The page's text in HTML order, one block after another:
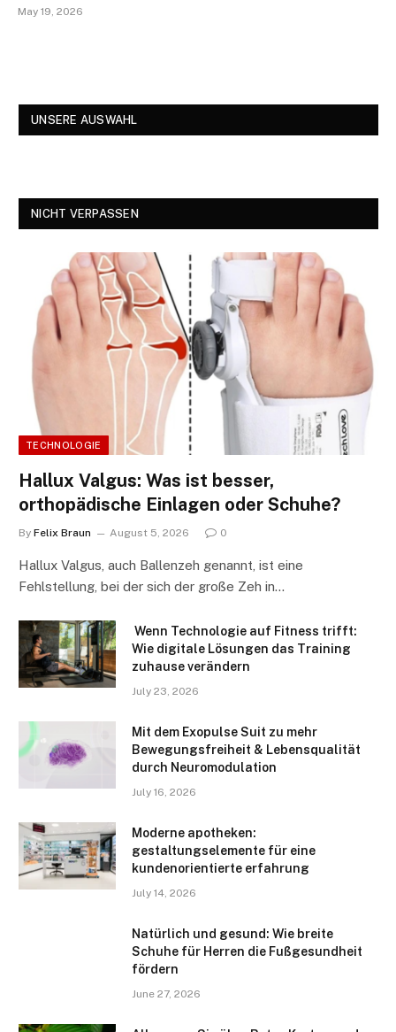
May 19, 2026
UNSERE AUSWAHL
NICHT VERPASSEN
TECHNOLOGIE
Hallux Valgus: Was ist besser,
orthopädische Einlagen oder Schuhe?
By Felix Braun August 5, 2026 0
Hallux Valgus, auch Ballenzeh genannt, ist eine
Fehlstellung, bei der sich der große Zeh in…
Wenn Technologie auf Fitness trifft:
Wie digitale Lösungen das Training
zuhause verändern
July 23, 2026
Mit dem Exopulse Suit zu mehr
Bewegungsfreiheit & Lebensqualität
durch Neuromodulation
July 16, 2026
Moderne apotheken:
gestaltungselemente für eine
kundenorientierte erfahrung
July 14, 2026
Natürlich und gesund: Wie breite
Schuhe für Herren die Fußgesundheit
fördern
June 27, 2026